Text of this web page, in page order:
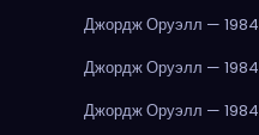
Джордж Оруэлл — 1984
Джордж Оруэлл — 1984
Джордж Оруэлл — 1984